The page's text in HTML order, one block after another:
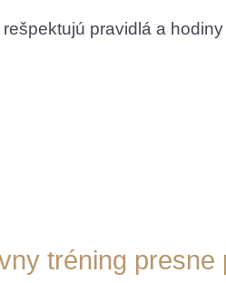
pravidlá a
tréning presne